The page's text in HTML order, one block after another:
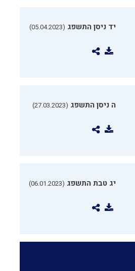
יד ניסן התשפג (05.04.2023)
ה ניסן התשפג (27.03.2023)
יג טבת התשפג (06.01.2023)